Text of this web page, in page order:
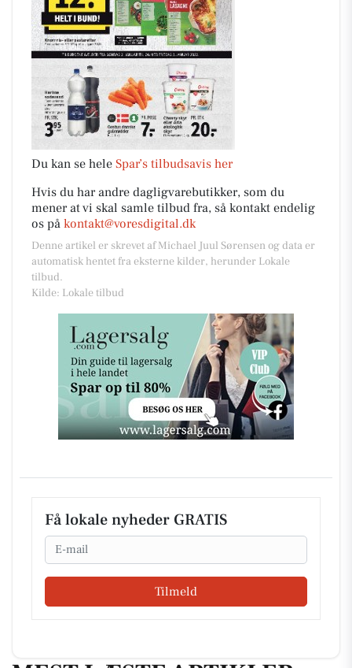
Du kan se hele Spar’s tilbudsavis her
Hvis du har andre dagligvarebutikker, som du
mener at vi skal samle tilbud fra, så kontakt endelig
os på kontakt@voresdigital.dk
Denne artikel er skrevet af Michael Juul Sørensen og data er
automatisk hentet fra eksterne kilder, herunder Lokale
tilbud.
Kilde: Lokale tilbud
Få lokale nyheder GRATIS
Email
Tilmeld